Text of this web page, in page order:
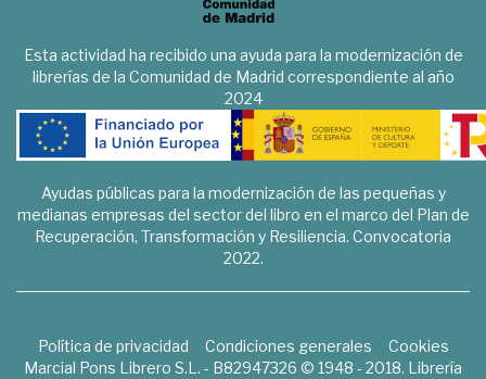
Esta actividad ha recibido una ayuda para la modernización de
librerías de la Comunidad de Madrid correspondiente al año
2024
Ayudas públicas para la modernización de las pequeñas y
medianas empresas del sector del libro en el marco del Plan de
Recuperación, Transformación y Resiliencia. Convocatoria
2022.
Política de privacidad Condiciones generales
Cookies
Marcial Pons Librero S.L. - B82947326 © 1948 - 2018. Librería